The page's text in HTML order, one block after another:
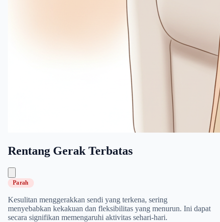
Rentang Gerak Terbatas
Parah
Kesulitan menggerakkan sendi yang terkena, sering
menyebabkan kekakuan dan fleksibilitas yang menurun. Ini dapat
secara signifikan memengaruhi aktivitas sehari-hari.